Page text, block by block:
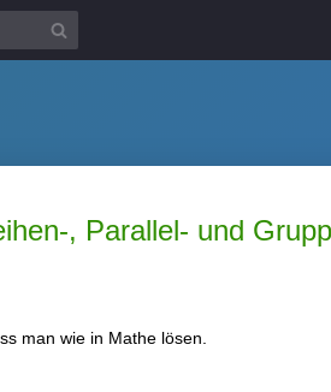
, Parallel- und
man wie in Mathe lösen.